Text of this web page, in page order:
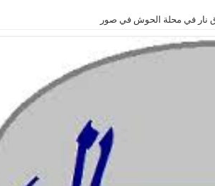
نار في محلة الحوش في صور